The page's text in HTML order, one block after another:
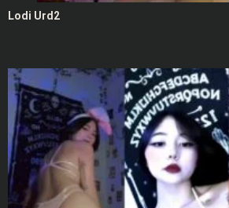
Lodi Urd2